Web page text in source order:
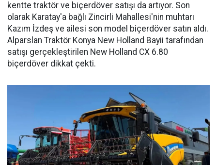
kentte traktör ve biçerdöver satışı da artıyor. Son
olarak Karatay'a bağlı Zincirli Mahallesi'nin muhtarı
Kazım İzdeş ve ailesi son model biçerdöver satın aldı.
Alparslan Traktör Konya New Holland Bayii tarafından
satışı gerçekleştirilen New Holland CX 6.80
biçerdöver dikkat çekti.